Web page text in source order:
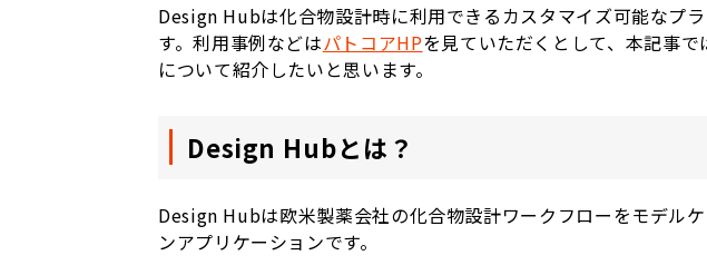
Design Hubは化合物設計時に利用できるカスタマイズ可能なプ
す。利用事例などはパトコアHPを見ていただくとして、本記事
について紹介したいと思います。
Design Hubとは？
Design Hubは欧米製薬会社の化合物設計ワークフローをモデル
ンアプリケーションです。